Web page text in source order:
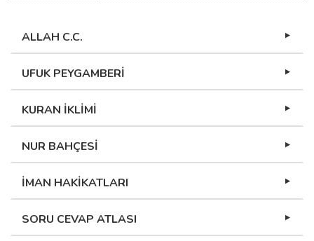
ALLAH C.C.
UFUK PEYGAMBERİ
KURAN İKLİMİ
NUR BAHÇESİ
İMAN HAKİKATLARI
SORU CEVAP ATLASI